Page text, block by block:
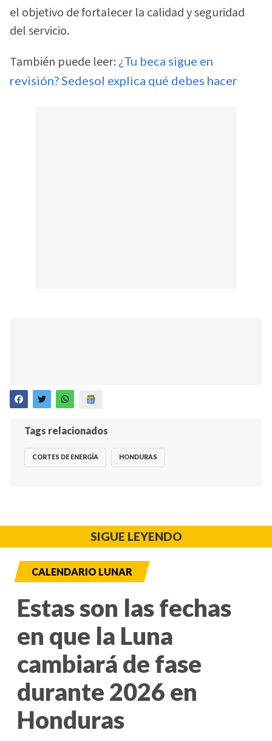
el objetivo de fortalecer la calidad y seguridad
del servicio.
También puede leer: ¿Tu beca sigue en
revisión? Sedesol explica qué debes hacer
Tags relacionados
CORTES DE ENERGÍA HONDURAS
SIGUE LEYENDO
CALENDARIO LUNAR
Estas son las fechas
en que la Luna
cambiará de fase
durante 2026 en
Honduras